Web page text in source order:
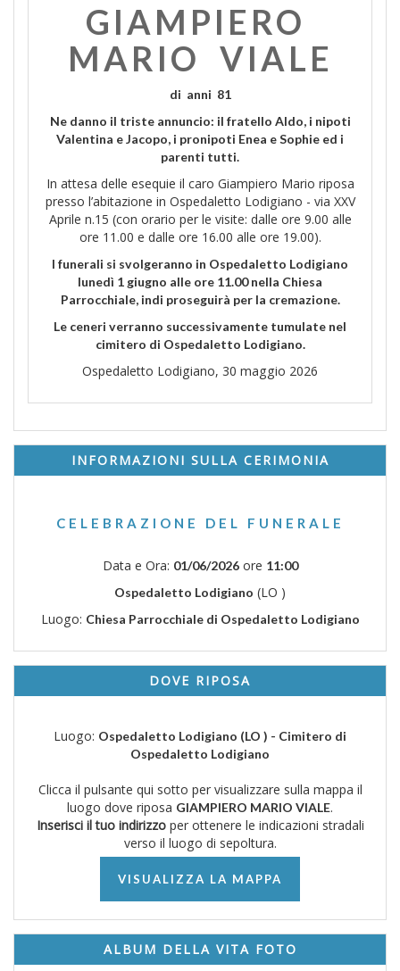
GIAMPIERO
MARIO VIALE
di anni 81
Ne danno il triste annuncio: il fratello Aldo, i nipoti
Valentina e Jacopo, i pronipoti Enea e Sophie ed i
parenti tutti.
In attesa delle esequie il caro Giampiero Mario riposa
presso l’abitazione in Ospedaletto Lodigiano - via XXV
Aprile n.15 (con orario per le visite: dalle ore 9.00 alle
ore 11.00 e dalle ore 16.00 alle ore 19.00).
I funerali si svolgeranno in Ospedaletto Lodigiano
lunedì 1 giugno alle ore 11.00 nella Chiesa
Parrocchiale, indi proseguirà per la cremazione.
Le ceneri verranno successivamente tumulate nel
cimitero di Ospedaletto Lodigiano.
Ospedaletto Lodigiano, 30 maggio 2026
INFORMAZIONI SULLA CERIMONIA
CELEBRAZIONE DEL FUNERALE
Data e Ora: 01/06/2026ore 11:00
Ospedaletto Lodigiano (LO )
Luogo: Chiesa Parrocchiale di Ospedaletto Lodigiano
DOVE RIPOSA
Luogo: Ospedaletto Lodigiano (LO ) - Cimitero di
Ospedaletto Lodigiano
Clicca il pulsante qui sotto per visualizzare sulla mappa il
luogo dove riposa GIAMPIERO MARIO VIALE.
Inserisci il tuo indirizzoper ottenere le indicazioni stradali
verso il luogo di sepoltura.
VISUALIZZA LA MAPPA
ALBUM DELLA VITA FOTO